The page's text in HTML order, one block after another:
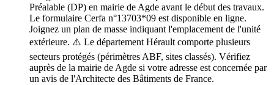
Préalable (DP) en mairie de Agde avant le début des travaux.
Le formulaire Cerfa n°13703*09 est disponible en ligne.
Joignez un plan de masse indiquant l'emplacement de l'unité
extérieure. ⚠️ Le département Hérault comporte plusieurs
secteurs protégés (périmètres ABF, sites classés). Vérifiez
auprès de la mairie de Agde si votre adresse est concernée par
un avis de l'Architecte des Bâtiments de France.